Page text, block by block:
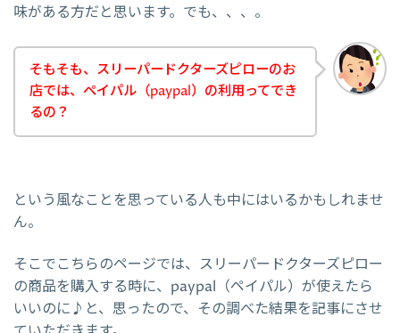
味がある方だと思います。でも、、、。
そもそも、スリーパードクターズピローのお
店では、ペイパル（paypal）の利用ってでき
るの？
という風なことを思っている人も中にはいるかもしれませ
ん。
そこでこちらのページでは、スリーパードクターズピロー
の商品を購入する時に、paypal（ペイパル）が使えたら
いいのに♪と、思ったので、その調べた結果を記事にさせ